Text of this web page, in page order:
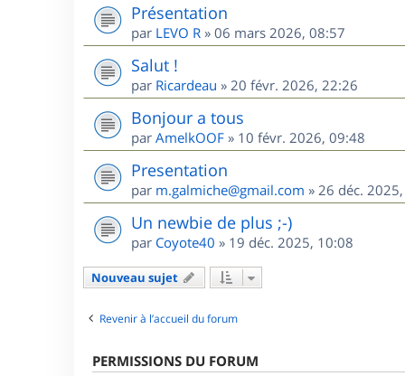
Présentation
par LEVO R » 06 mars 2026, 08:57
Salut !
par Ricardeau » 20 févr. 2026, 22:26
Bonjour a tous
par AmelkOOF » 10 févr. 2026, 09:48
Presentation
par m.galmiche@gmail.com » 26 déc.
Un newbie de plus ;-)
par Coyote40 » 19 déc. 2025, 10:08
Nouveau sujet
Revenir à l’accueil du forum
PERMISSIONS DU FORUM